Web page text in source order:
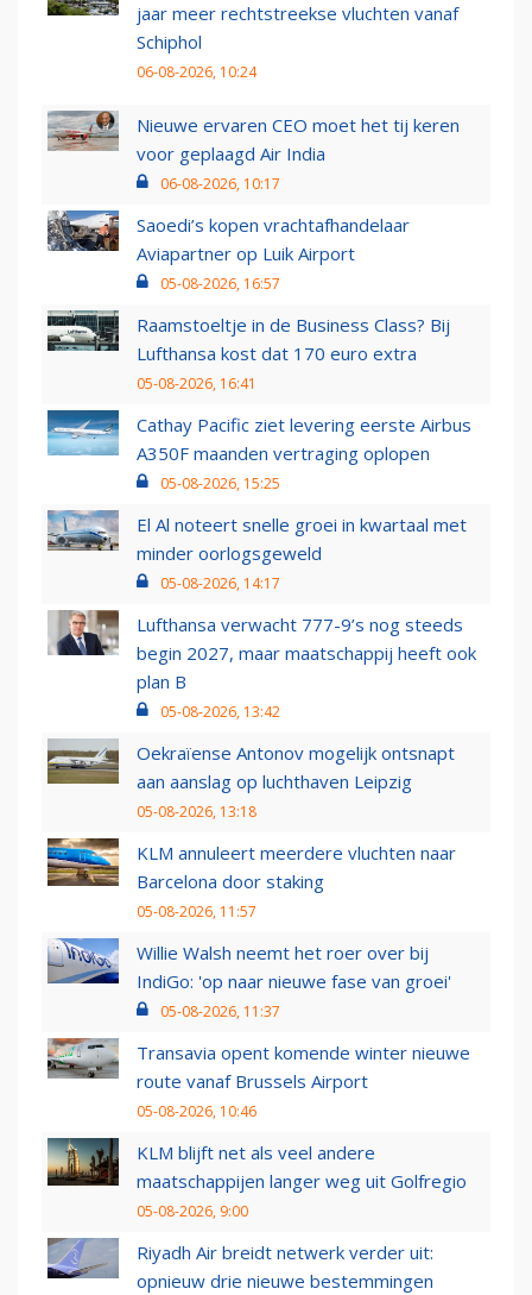
jaar meer rechtstreekse vluchten vanaf
Schiphol
06-08-2026, 10:24
Nieuwe ervaren CEO moet het tij keren
voor geplaagd Air India
06-08-2026, 10:17
Saoedi’s kopen vrachtafhandelaar
Aviapartner op Luik Airport
05-08-2026, 16:57
Raamstoeltje in de Business Class? Bij
Lufthansa kost dat 170 euro extra
05-08-2026, 16:41
Cathay Pacific ziet levering eerste Airbus
A350F maanden vertraging oplopen
05-08-2026, 15:25
El Al noteert snelle groei in kwartaal met
minder oorlogsgeweld
05-08-2026, 14:17
Lufthansa verwacht 777-9’s nog steeds
begin 2027, maar maatschappij heeft ook
plan B
05-08-2026, 13:42
Oekraïense Antonov mogelijk ontsnapt
aan aanslag op luchthaven Leipzig
05-08-2026, 13:18
KLM annuleert meerdere vluchten naar
Barcelona door staking
05-08-2026, 11:57
Willie Walsh neemt het roer over bij
IndiGo: 'op naar nieuwe fase van groei'
05-08-2026, 11:37
Transavia opent komende winter nieuwe
route vanaf Brussels Airport
05-08-2026, 10:46
KLM blijft net als veel andere
maatschappijen langer weg uit Golfregio
05-08-2026, 9:00
Riyadh Air breidt netwerk verder uit:
opnieuw drie nieuwe bestemmingen